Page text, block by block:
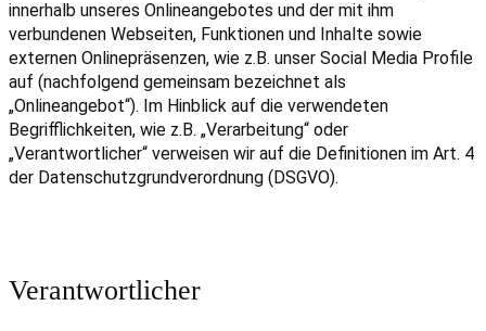
innerhalb unseres Onlineangebotes und der mit ihm
verbundenen Webseiten, Funktionen und Inhalte sowie
externen Onlinepräsenzen, wie z.B. unser Social Media Profile
auf (nachfolgend gemeinsam bezeichnet als
„Onlineangebot“). Im Hinblick auf die verwendeten
Begrifflichkeiten, wie z.B. „Verarbeitung“ oder
„Verantwortlicher“ verweisen wir auf die Definitionen im Art. 4
der Datenschutzgrundverordnung (DSGVO).
Verantwortlicher